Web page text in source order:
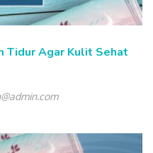
Tidur Agar Kulit Sehat